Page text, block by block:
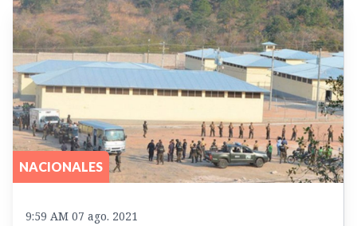
NACIONALES
9:59 AM 07 ago. 2021